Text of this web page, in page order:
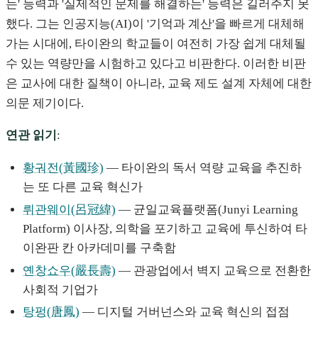
는' 능력과 '실제적인 문제를 해결하는' 능력은 길러주지 못
했다. 그는 인공지능(AI)이 '기억과 계산'을 빠르게 대체해
가는 시대에, 타이완의 학교들이 여전히 가장 쉽게 대체될
수 있는 역량만을 시험하고 있다고 비판한다. 이러한 비판
은 교사에 대한 질책이 아니라, 교육 제도 설계 자체에 대한
의문 제기이다.
연관 읽기 :
황궈전(黃國珍) — 타이완의 독서 역량 교육을 추진하
는 또 다른 교육 혁신가
뤼관웨이(呂冠緯) — 균일교육플랫폼(Junyi Learning
Platform) 이사장, 의학을 포기하고 교육에 투신하여 타
이완판 칸 아카데미를 구축함
옌창쇼우(嚴長壽) — 관광업에서 벽지 교육으로 전환한
사회적 기업가
탕펑(唐鳳) — 디지털 거버넌스와 교육 혁신의 접점